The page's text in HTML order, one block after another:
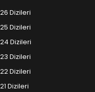
Dizileri
Dizileri
Dizileri
Dizileri
Dizileri
Dizileri